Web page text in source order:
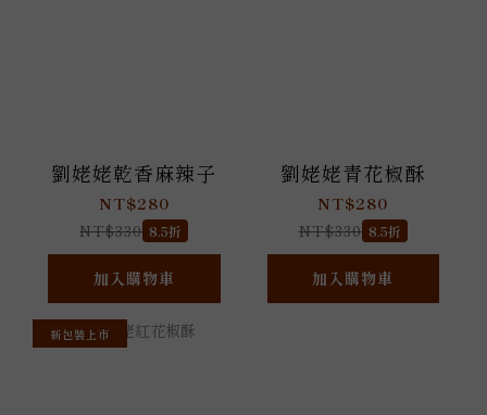
劉姥姥乾香麻辣子
NT$280
NT$330 8.5折
加入購物車
劉姥姥青花椒酥
NT$280
NT$330 8.5折
加入購物車
新包裝上市